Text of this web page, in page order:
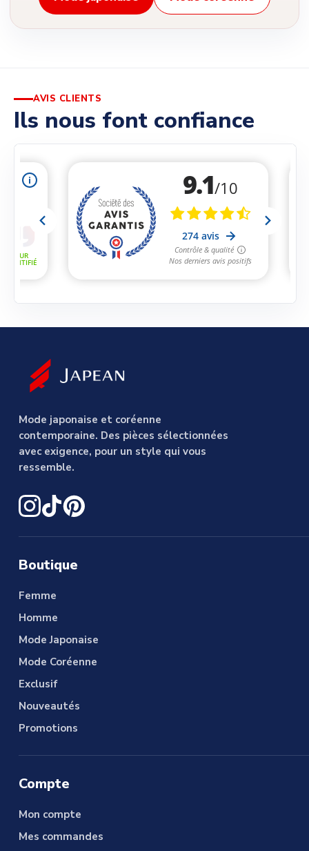
AVIS CLIENTS
Ils nous font confiance
Mode japonaise et coréenne
contemporaine. Des pièces sélectionnées
avec exigence, pour un style qui vous
ressemble.
Boutique
Femme
Homme
Mode Japonaise
Mode Coréenne
Exclusif
Nouveautés
Promotions
Compte
Mon compte
Mes commandes